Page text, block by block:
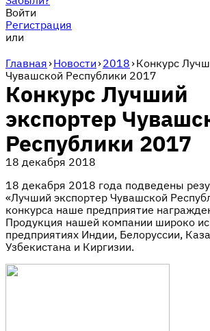
Войти
Регистрация
или
Главная ›Новости ›2018 ›Конкурс
Чувашской Республики 2017
Конкурс Лучший
экспортер
Республики 2017
18 декабря 2018
18 декабря 2018 года подведены
«Лучший экспортер Чувашской
конкурса наше предприятие
Продукция нашей компании широко
предприятиях Индии, Белоруссии,
Узбекистана и Киргизии.